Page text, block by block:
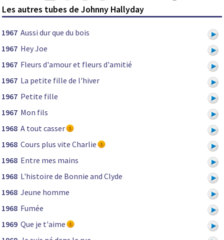
Les autres tubes de Johnny Hallyday
1967 Aussi dur que du bois
1967 Hey Joe
1967 Fleurs d'amour et fleurs d'amitié
1967 La petite fille de l'hiver
1967 Petite fille
1967 Mon fils
1968 A tout casser
1968 Cours plus vite Charlie
1968 Entre mes mains
1968 L'histoire de Bonnie and Clyde
1968 Jeune homme
1968 Fumée
1969 Que je t'aime